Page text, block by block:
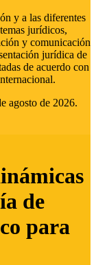
y a las diferentes
jurídicos,
y comunicación
jurídica de
de acuerdo con
agosto de 2026.
de
para